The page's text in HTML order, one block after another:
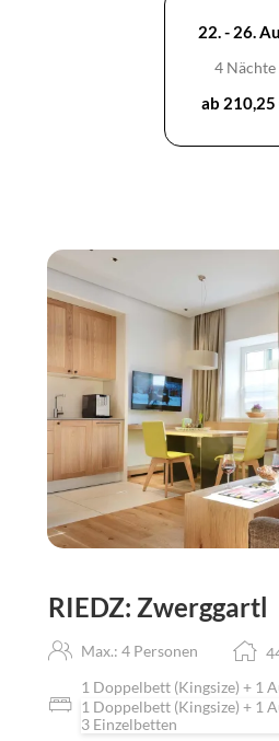
22. - 26.
4 Nächte
ab 210,25
RIEDZ: Zwerggartl
Max.: 4 Personen
1 Doppelbett (Kingsize) + 1
1 Doppelbett (Kingsize) + 1
3 Einzelbetten